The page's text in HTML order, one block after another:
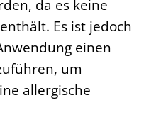
da es keine
Es ist jedoch
einen
um
allergische